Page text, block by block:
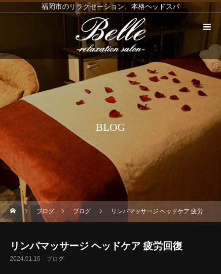
福岡市のリラクゼーション、本格ヘッドスパ
BLOG
ブログ ブログ リンパマッサージ ヘッドケア 疲労回復
リンパマッサージ ヘッドケア 疲労回復
2024.01.16 ブログ